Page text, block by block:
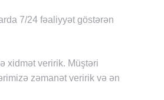
7/24 fəaliyyət göstərən
xidmət veririk. Müştəri
zəmanət veririk və ən